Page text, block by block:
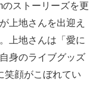
ストーリーズを更
上地さんを出迎え
上地さんは「愛に
身のライブグッズ
笑顔がこぼれてい